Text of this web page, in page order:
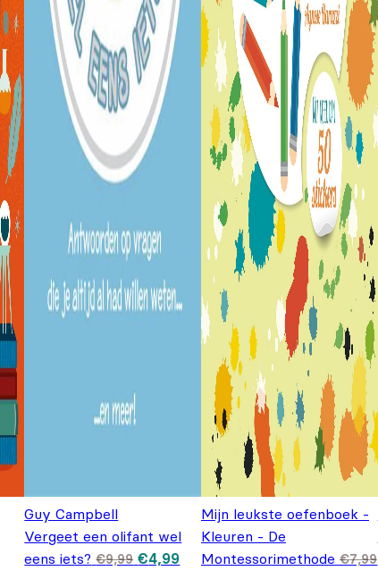
Guy Campbell
Vergeet een olifant wel
eens iets? €9,99 Oorspronkelijke prijs was: €9,99.
€4,99Huidige prijs is: €4,99.
Mijn leukste oefenboek -
Kleuren - De
Montessorimethode €7,99